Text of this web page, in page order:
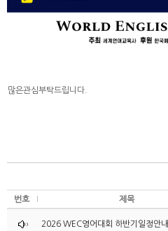
많은관심부탁드립니다.
번호 제목
2026 WEC영어대회 하반기일정안내